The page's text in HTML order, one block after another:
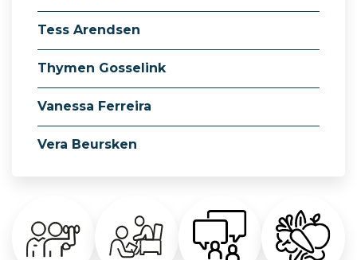
Tess Arendsen
Thymen Gosselink
Vanessa Ferreira
Vera Beursken